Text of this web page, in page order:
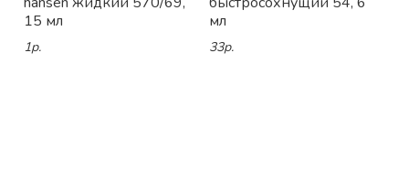
15 мл
1р.
мл
33р.